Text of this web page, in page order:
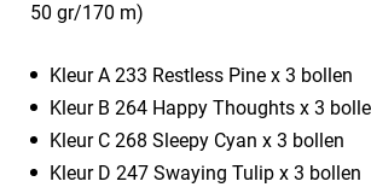
50 gr/170 m)
Kleur A 233 Restless Pine x 3 bollen
Kleur B 264 Happy Thoughts x 3
Kleur C 268 Sleepy Cyan x 3 bollen
Kleur D 247 Swaying Tulip x 3 bollen